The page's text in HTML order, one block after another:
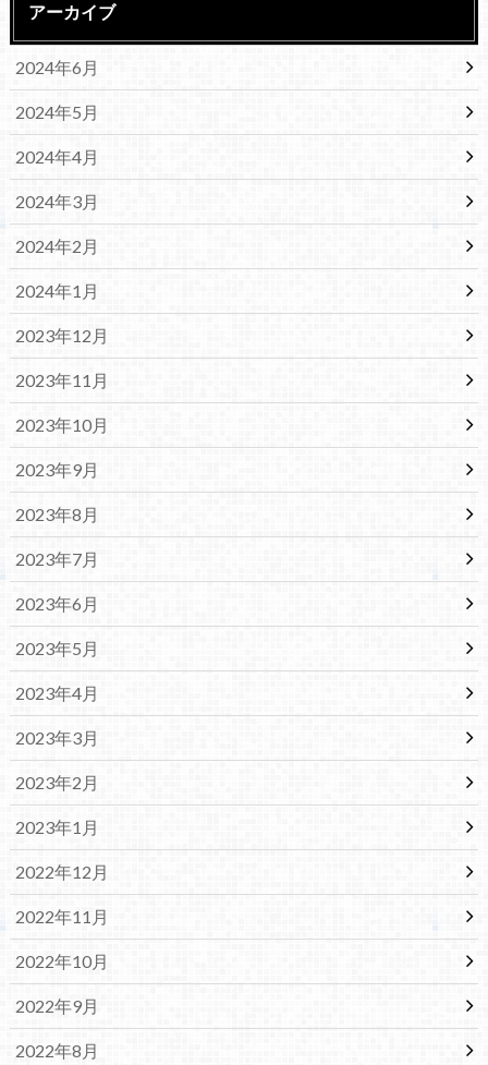
アーカイブ
2024年6月
2024年5月
2024年4月
2024年3月
2024年2月
2024年1月
2023年12月
2023年11月
2023年10月
2023年9月
2023年8月
2023年7月
2023年6月
2023年5月
2023年4月
2023年3月
2023年2月
2023年1月
2022年12月
2022年11月
2022年10月
2022年9月
2022年8月